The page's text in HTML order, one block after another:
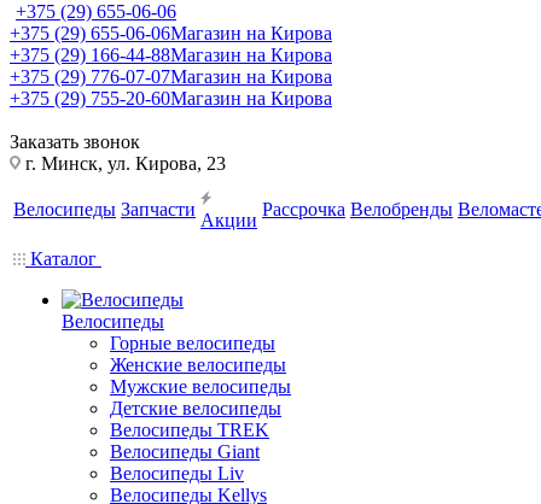
+375 (29) 655-06-06
+375 (29) 655-06-06Магазин на Кирова
+375 (29) 166-44-88Магазин на Кирова
+375 (29) 776-07-07Магазин на Кирова
+375 (29) 755-20-60Магазин на Кирова
Заказать звонок
г. Минск, ул. Кирова, 23
Велосипеды Запчасти
Акции
Рассрочка Велобренды
Каталог
Велосипеды
Горные велосипеды
Женские велосипеды
Мужские велосипеды
Детские велосипеды
Велосипеды TREK
Велосипеды Giant
Велосипеды Liv
Велосипеды Kellys